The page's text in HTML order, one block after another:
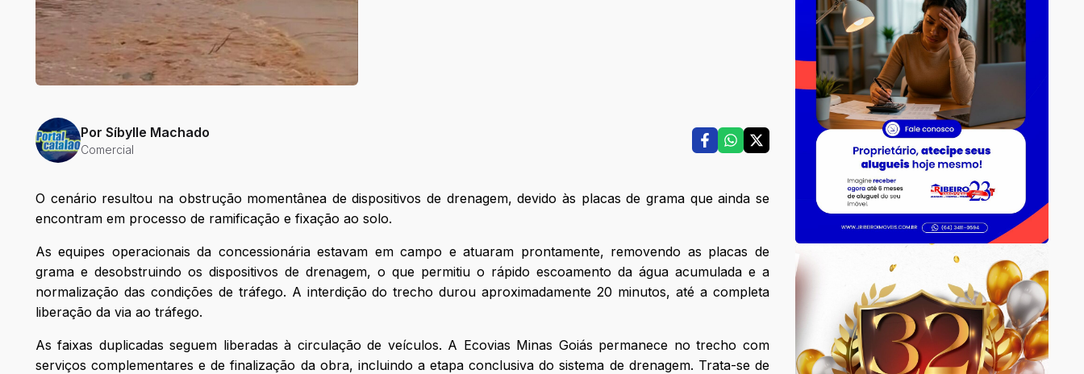
Por Síbylle Machado
Comercial
O cenário resultou na obstrução momentânea de dispositivos de drenagem, devido às placas de grama que ainda se
encontram em processo de ramificação e fixação ao solo.
As equipes operacionais da concessionária estavam em campo e atuaram prontamente, removendo as placas de
grama e desobstruindo os dispositivos de drenagem, o que permitiu o rápido escoamento da água acumulada e a
normalização das condições de tráfego. A interdição do trecho durou aproximadamente 20 minutos, até a completa
liberação da via ao tráfego.
As faixas duplicadas seguem liberadas à circulação de veículos. A Ecovias Minas Goiás permanece no trecho com
serviços complementares e de finalização da obra, incluindo a etapa conclusiva do sistema de drenagem. Trata-se de